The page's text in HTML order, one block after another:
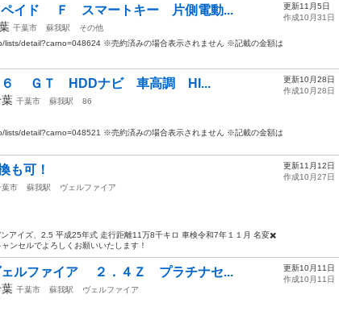
ペイド Ｆ スマートキー 片側電動...
千葉市 蘇我駅
その他
lists/detail?carno=048624 ※売約済みの場合表示されません ※記載の金額は
更新11月5日
作成10月31日
８６ ＧＴ HDDナビ 車高調 HI...
千葉市 蘇我駅
86
lists/detail?carno=048521 ※売約済みの場合表示されません ※記載の金額は
更新10月28日
作成10月28日
も可！
葉市 蘇我駅 ヴェルファイア
アイズ、2.5 平成25年式 走行距離11万8千キロ 車検令和7年１１月 名変✖️
ンセルでよろしくお願いいたします！
更新11月12日
作成10月27日
ェルファイア ２．４Ｚ プラチナセ...
千葉市 蘇我駅
ヴェルファイア
更新10月11日
作成10月11日